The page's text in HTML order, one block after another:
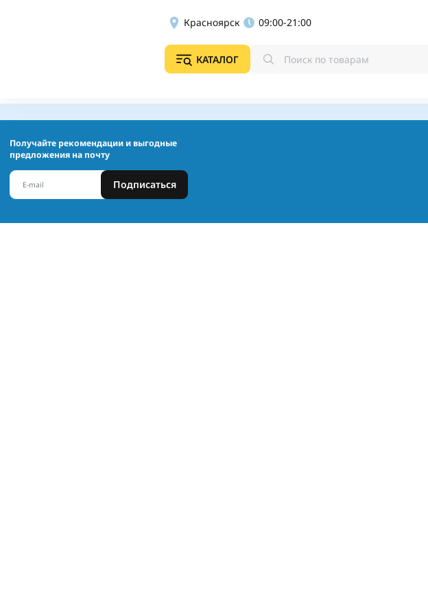
Красноярск 09:00-21:00
КАТАЛОГ
Получайте рекомендации и выгодные
предложения на почту
Подписаться